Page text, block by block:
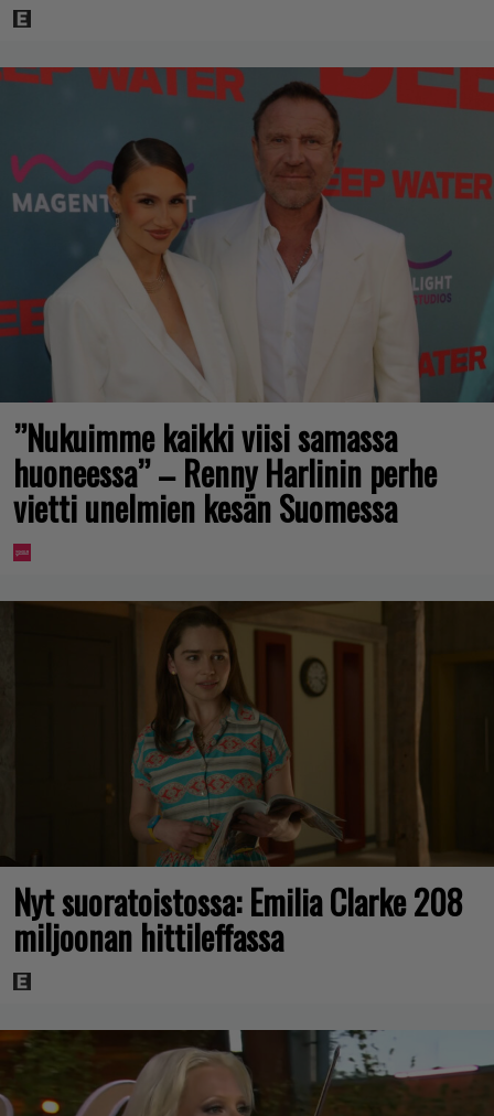
”Nukuimme kaikki viisi samassa
huoneessa” – Renny Harlinin perhe
vietti unelmien kesän Suomessa
Nyt suoratoistossa: Emilia Clarke 208
miljoonan hittileffassa